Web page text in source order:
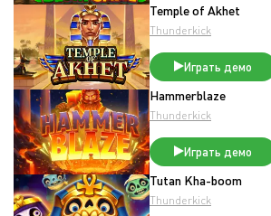
Temple of Akhet
Thunderkick
Играть демо
Hammerblaze
Thunderkick
Играть демо
Tutan Kha-boom
Thunderkick